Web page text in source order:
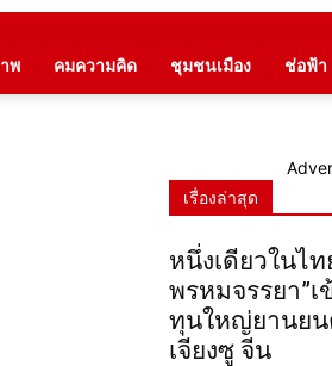
พ คมความคิด ชุมชนเมือง ช่อฟ้า
เรื่องล่าสุด
หนึ่งเดียวในไ
พรหมจรรยา”
ทุนใหญ่ยานย
เจียงซู จีน